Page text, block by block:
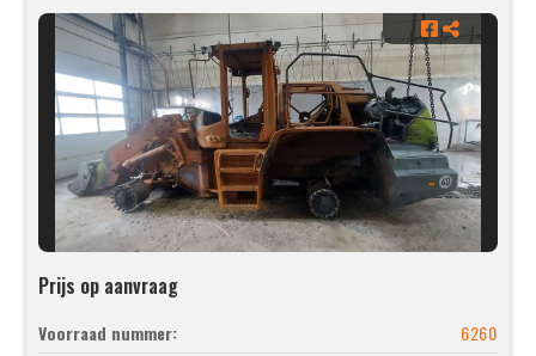
Prijs op aanvraag
Voorraad nummer:
6260